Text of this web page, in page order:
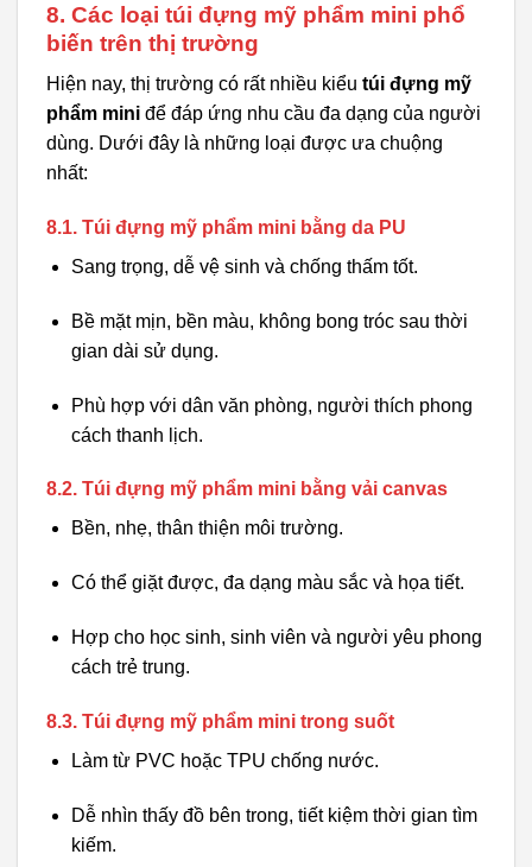
8. Các loại túi đựng mỹ phẩm mini phổ
biến trên thị trường
Hiện nay, thị trường có rất nhiều kiểu túi đựng mỹ
phẩm mini để đáp ứng nhu cầu đa dạng của người
dùng. Dưới đây là những loại được ưa chuộng
nhất:
8.1. Túi đựng mỹ phẩm mini bằng da PU
Sang trọng, dễ vệ sinh và chống thấm tốt.
Bề mặt mịn, bền màu, không bong tróc sau thời
gian dài sử dụng.
Phù hợp với dân văn phòng, người thích phong
cách thanh lịch.
8.2. Túi đựng mỹ phẩm mini bằng vải canvas
Bền, nhẹ, thân thiện môi trường.
Có thể giặt được, đa dạng màu sắc và họa tiết.
Hợp cho học sinh, sinh viên và người yêu phong
cách trẻ trung.
8.3. Túi đựng mỹ phẩm mini trong suốt
Làm từ PVC hoặc TPU chống nước.
Dễ nhìn thấy đồ bên trong, tiết kiệm thời gian tìm
kiếm.